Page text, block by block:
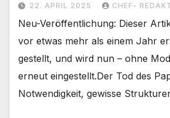
22. APRIL 2025 CHEF-
Neu-Veröffentlichung: Dieser
vor etwas mehr als einem Jahr
gestellt, und wird nun – ohne
erneut eingestellt.Der Tod des
Notwendigkeit, gewisse